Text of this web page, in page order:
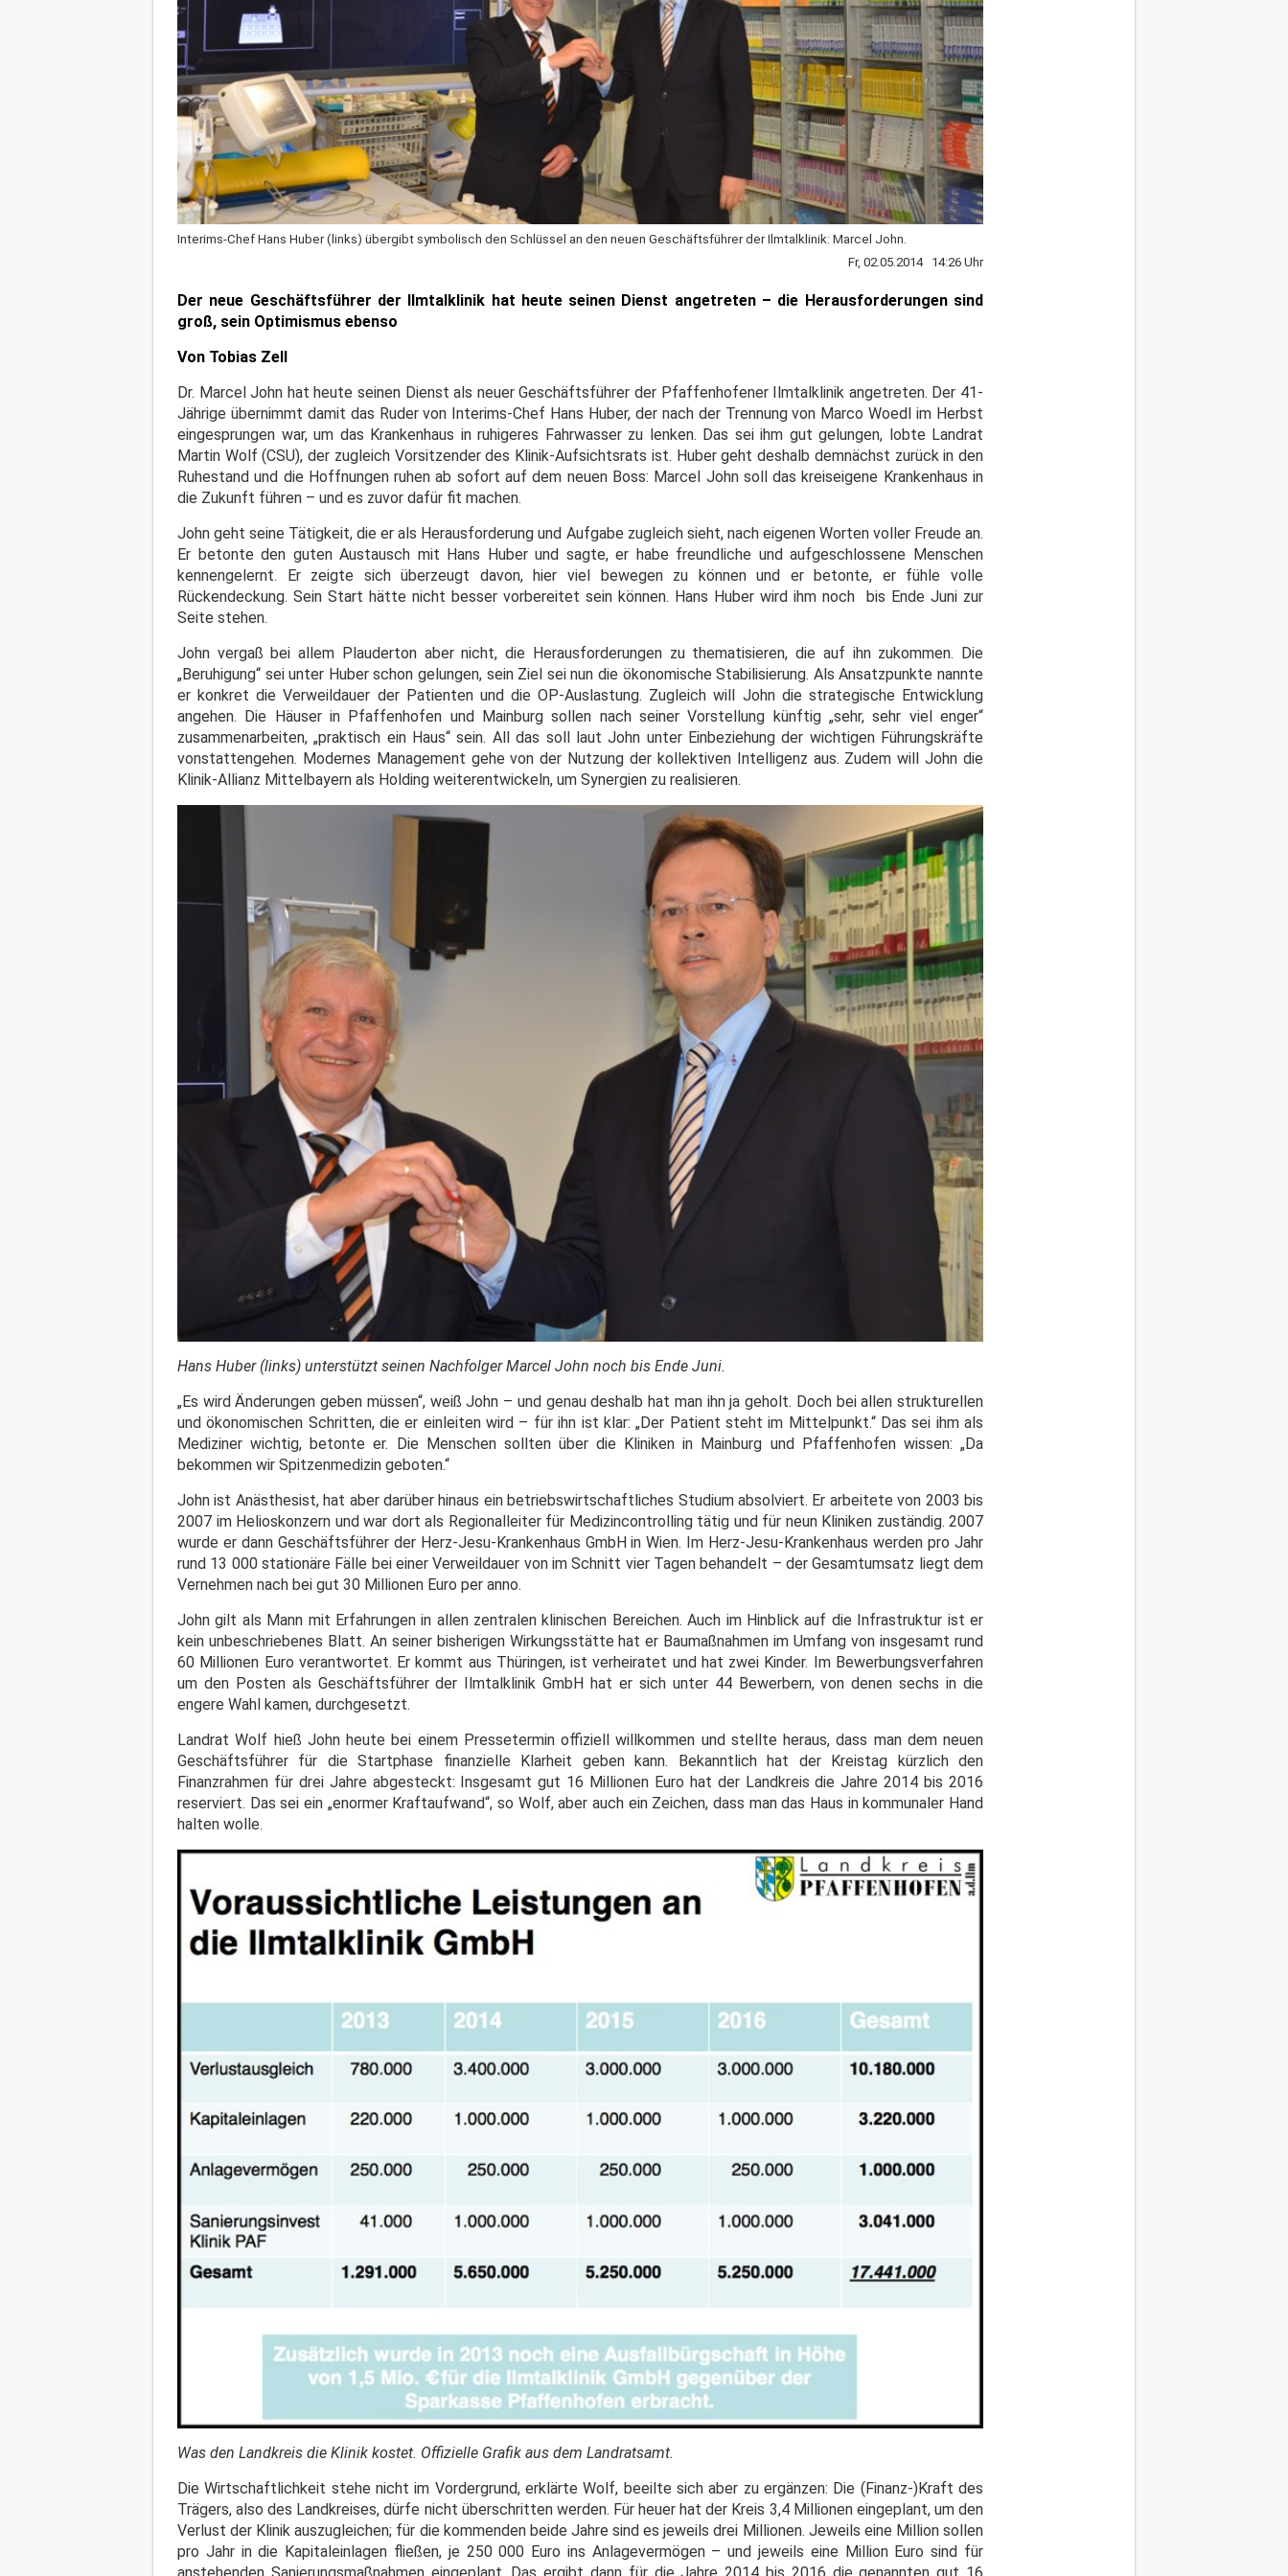
Interims-Chef Hans Huber (links) übergibt symbolisch den Schlüssel an den neuen Geschäftsführer der Ilmtalklinik: Marcel John.
Fr, 02.05.2014 14:26 Uhr
Der neue Geschäftsführer der Ilmtalklinik hat heute seinen Dienst angetreten – die Herausforderungen sind
groß, sein Optimismus ebenso
Von Tobias Zell
Dr. Marcel John hat heute seinen Dienst als neuer Geschäftsführer der Pfaffenhofener Ilmtalklinik angetreten. Der 41-
Jährige übernimmt damit das Ruder von Interims-Chef Hans Huber, der nach der Trennung von Marco Woedl im Herbst
eingesprungen war, um das Krankenhaus in ruhigeres Fahrwasser zu lenken. Das sei ihm gut gelungen, lobte Landrat
Martin Wolf (CSU), der zugleich Vorsitzender des Klinik-Aufsichtsrats ist. Huber geht deshalb demnächst zurück in den
Ruhestand und die Hoffnungen ruhen ab sofort auf dem neuen Boss: Marcel John soll das kreiseigene Krankenhaus in
die Zukunft führen – und es zuvor dafür fit machen.
John geht seine Tätigkeit, die er als Herausforderung und Aufgabe zugleich sieht, nach eigenen Worten voller Freude an.
Er betonte den guten Austausch mit Hans Huber und sagte, er habe freundliche und aufgeschlossene Menschen
kennengelernt. Er zeigte sich überzeugt davon, hier viel bewegen zu können und er betonte, er fühle volle
Rückendeckung. Sein Start hätte nicht besser vorbereitet sein können. Hans Huber wird ihm noch bis Ende Juni zur
Seite stehen.
John vergaß bei allem Plauderton aber nicht, die Herausforderungen zu thematisieren, die auf ihn zukommen. Die
„Beruhigung“ sei unter Huber schon gelungen, sein Ziel sei nun die ökonomische Stabilisierung. Als Ansatzpunkte nannte
er konkret die Verweildauer der Patienten und die OP-Auslastung. Zugleich will John die strategische Entwicklung
angehen. Die Häuser in Pfaffenhofen und Mainburg sollen nach seiner Vorstellung künftig „sehr, sehr viel enger“
zusammenarbeiten, „praktisch ein Haus“ sein. All das soll laut John unter Einbeziehung der wichtigen Führungskräfte
vonstattengehen. Modernes Management gehe von der Nutzung der kollektiven Intelligenz aus. Zudem will John die
Klinik-Allianz Mittelbayern als Holding weiterentwickeln, um Synergien zu realisieren.
Hans Huber (links) unterstützt seinen Nachfolger Marcel John noch bis Ende Juni.
„Es wird Änderungen geben müssen“, weiß John – und genau deshalb hat man ihn ja geholt. Doch bei allen strukturellen
und ökonomischen Schritten, die er einleiten wird – für ihn ist klar: „Der Patient steht im Mittelpunkt.“ Das sei ihm als
Mediziner wichtig, betonte er. Die Menschen sollten über die Kliniken in Mainburg und Pfaffenhofen wissen: „Da
bekommen wir Spitzenmedizin geboten.“
John ist Anästhesist, hat aber darüber hinaus ein betriebswirtschaftliches Studium absolviert. Er arbeitete von 2003 bis
2007 im Helioskonzern und war dort als Regionalleiter für Medizincontrolling tätig und für neun Kliniken zuständig. 2007
wurde er dann Geschäftsführer der Herz-Jesu-Krankenhaus GmbH in Wien. Im Herz-Jesu-Krankenhaus werden pro Jahr
rund 13 000 stationäre Fälle bei einer Verweildauer von im Schnitt vier Tagen behandelt – der Gesamtumsatz liegt dem
Vernehmen nach bei gut 30 Millionen Euro per anno.
John gilt als Mann mit Erfahrungen in allen zentralen klinischen Bereichen. Auch im Hinblick auf die Infrastruktur ist er
kein unbeschriebenes Blatt. An seiner bisherigen Wirkungsstätte hat er Baumaßnahmen im Umfang von insgesamt rund
60 Millionen Euro verantwortet. Er kommt aus Thüringen, ist verheiratet und hat zwei Kinder. Im Bewerbungsverfahren
um den Posten als Geschäftsführer der Ilmtalklinik GmbH hat er sich unter 44 Bewerbern, von denen sechs in die
engere Wahl kamen, durchgesetzt.
Landrat Wolf hieß John heute bei einem Pressetermin offiziell willkommen und stellte heraus, dass man dem neuen
Geschäftsführer für die Startphase finanzielle Klarheit geben kann. Bekanntlich hat der Kreistag kürzlich den
Finanzrahmen für drei Jahre abgesteckt: Insgesamt gut 16 Millionen Euro hat der Landkreis die Jahre 2014 bis 2016
reserviert. Das sei ein „enormer Kraftaufwand“, so Wolf, aber auch ein Zeichen, dass man das Haus in kommunaler Hand
halten wolle.
Was den Landkreis die Klinik kostet. Offizielle Grafik aus dem Landratsamt.
Die Wirtschaftlichkeit stehe nicht im Vordergrund, erklärte Wolf, beeilte sich aber zu ergänzen: Die (Finanz-)Kraft des
Trägers, also des Landkreises, dürfe nicht überschritten werden. Für heuer hat der Kreis 3,4 Millionen eingeplant, um den
Verlust der Klinik auszugleichen; für die kommenden beide Jahre sind es jeweils drei Millionen. Jeweils eine Million sollen
pro Jahr in die Kapitaleinlagen fließen, je 250 000 Euro ins Anlagevermögen – und jeweils eine Million Euro sind für
anstehenden Sanierungsmaßnahmen eingeplant. Das ergibt dann für die Jahre 2014 bis 2016 die genannten gut 16